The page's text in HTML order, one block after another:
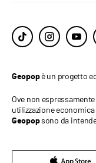
Geopopè un progetto
Ove non
utilizzazione
Geopopsono da